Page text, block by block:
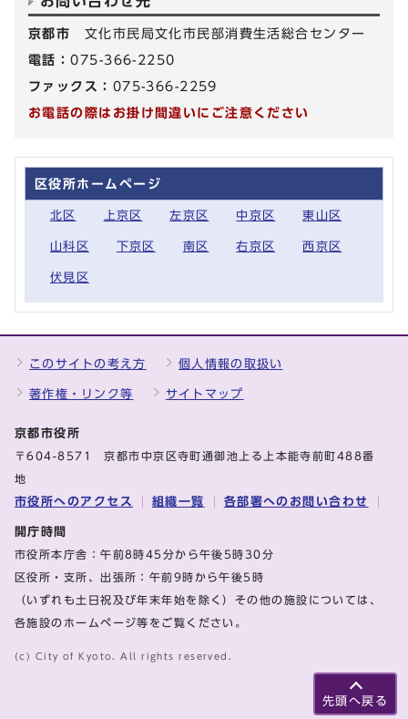
京都市 文化市民局文化市民部消費生活総合センター
電話：075-366-2250
ファックス： 075-366-2259
お電話の際はお掛け間違いにご注意ください
区役所ホームページ
北区 上京区 左京区 中京区 東山区
山科区 下京区 南区 右京区 西京区
伏見区
先頭へ戻る
このサイトの考え方 個人情報の取扱い
著作権・リンク等 サイトマップ
京都市役所
〒604-8571 京都市中京区寺町通御池上る上本能寺前町488番
地
市役所へのアクセス 組織一覧 各部署へのお問い合わせ
開庁時間
市役所本庁舎：午前8時45分から午後5時30分
区役所・支所、出張所：午前9時から午後5時
（いずれも土日祝及び年末年始を除く）その他の施設については、
各施設のホームページ等をご覧ください。
(c) City of Kyoto. All rights reserved.